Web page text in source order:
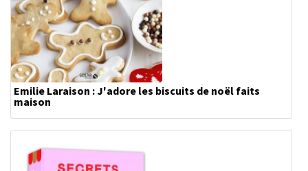
Emilie Laraison : J'adore les biscuits de noël faits
maison